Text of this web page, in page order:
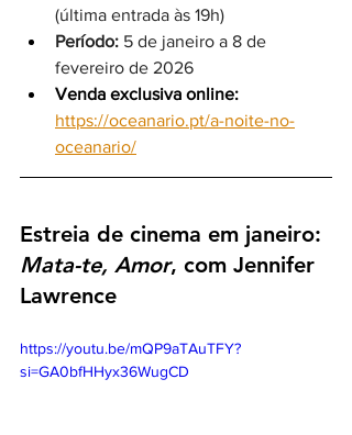
(última entrada às 19h)
Período: 5 de janeiro a 8 de
fevereiro de 2026
Venda exclusiva online:
https://oceanario.pt/a-noite-no-
oceanario/
Estreia de cinema em janeiro:
Mata-te, Amor, com Jennifer
Lawrence
https://youtu.be/mQP9aTAuTFY?
si=GA0bfHHyx36WugCD